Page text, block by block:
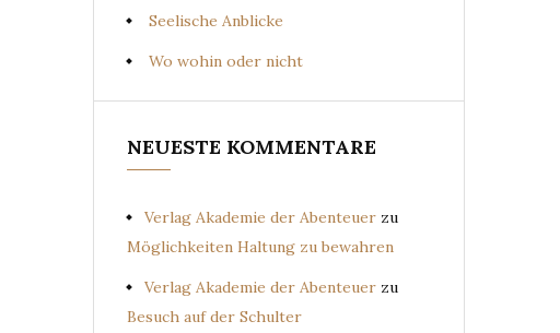
Seelische Anblicke
Wo wohin oder nicht
NEUESTE KOMMENTARE
Verlag Akademie der Abenteuer zu
Möglichkeiten Haltung zu bewahren
Verlag Akademie der Abenteuer zu
Besuch auf der Schulter